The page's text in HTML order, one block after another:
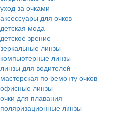
уход за очками
аксессуары для очков
детская мода
детское зрение
зеркальные линзы
компьютерные линзы
линзы для водителей
мастерская по ремонту очков
офисные линзы
очки для плавания
поляризационные линзы